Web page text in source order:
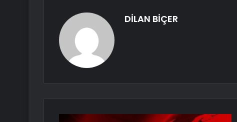
DİLAN BİÇER